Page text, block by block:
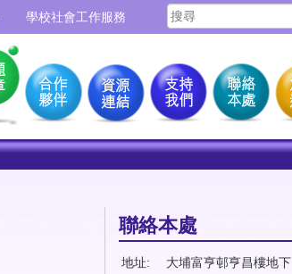
學校社會工作服務
聯絡本處
地址:
大埔富亨邨亨昌樓地下